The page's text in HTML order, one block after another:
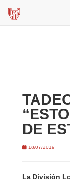
DE
18/07/2019
La División